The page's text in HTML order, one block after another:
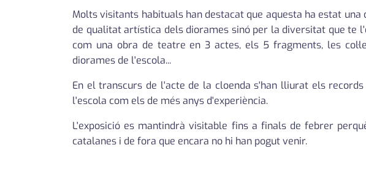
Molts visitants habituals han destacat que aquesta ha estat
de qualitat artística dels diorames sinó per la diversitat que te
com una obra de teatre en 3 actes, els 5 fragments, les
diorames de l'escola...
En el transcurs de l'acte de la cloenda s'han lliurat els
l'escola com els de més anys d'experiència.
L'exposició es mantindrà visitable fins a finals de febrer
catalanes i de fora que encara no hi han pogut venir.